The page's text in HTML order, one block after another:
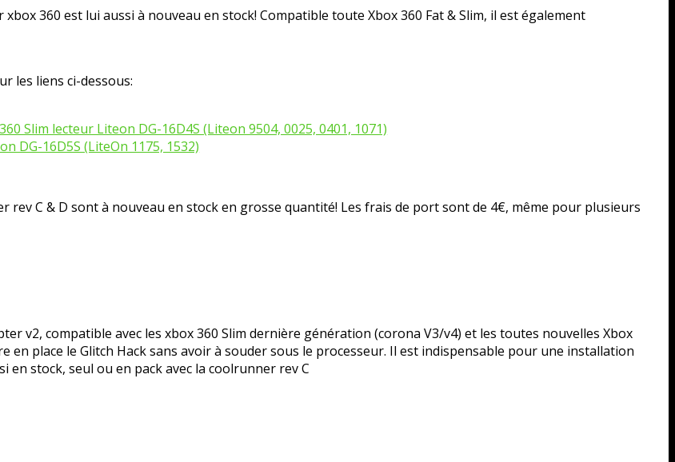
360 est lui aussi à nouveau en stock! Compatible toute Xbox 360 Fat & Slim, il est également
les liens ci-dessous:
Slim lecteur Liteon DG-16D4S (Liteon 9504, 0025, 0401, 1071)
DG-16D5S (LiteOn 1175, 1532)
rev C & D sont à nouveau en stock en grosse quantité! Les frais de port sont de 4€, même pour plusieurs
v2, compatible avec les xbox 360 Slim dernière génération (corona V3/v4) et les toutes nouvelles Xbox
en place le Glitch Hack sans avoir à souder sous le processeur. Il est indispensable pour une installation
en stock, seul ou en pack avec la coolrunner rev C